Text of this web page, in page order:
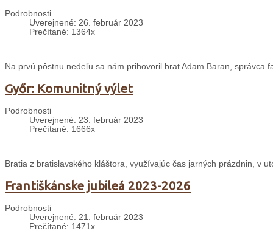
Podrobnosti
Uverejnené: 26. február 2023
Prečítané: 1364x
Na prvú pôstnu nedeľu sa nám prihovoril brat Adam Baran, správca
Győr: Komunitný výlet
Podrobnosti
Uverejnené: 23. február 2023
Prečítané: 1666x
Bratia z bratislavského kláštora, využívajúc čas jarných prázdnin, v
Františkánske jubileá 2023-2026
Podrobnosti
Uverejnené: 21. február 2023
Prečítané: 1471x